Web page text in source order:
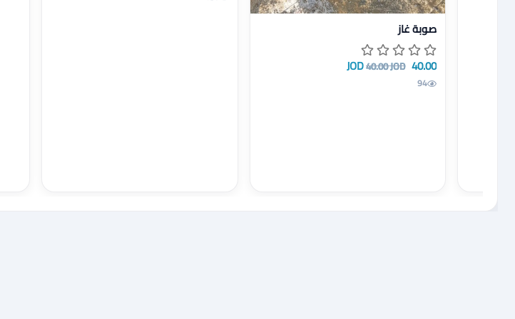
عرض تفاصيل صوبة غاز
صوبة غاز
40.00 JOD
40.00 JOD
94